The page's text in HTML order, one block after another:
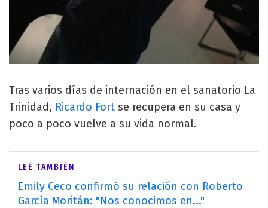
Tras varios días de internación en el sanatorio La
Trinidad, Ricardo Fort se recupera en su casa y
poco a poco vuelve a su vida normal.
LEÉ TAMBIÉN
Emily Ceco confirmó su relación con Roberto
García Moritán: "Nos conocimos en..."